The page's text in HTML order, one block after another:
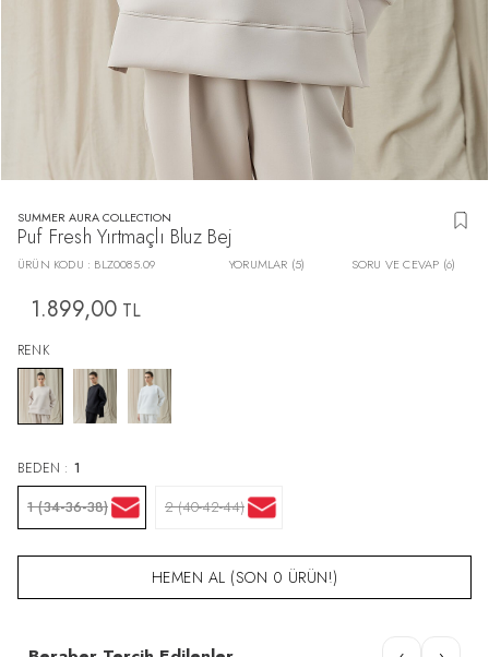
SUMMER AURA COLLECTION
Puf Fresh Yırtmaçlı Bluz Bej
ÜRÜN KODU : BLZ0085.09 YORUMLAR (5) SORU VE CEVAP (6)
1.899,00 TL
RENK
BEDEN : 1
1 (34-36-38) 2 (40-42-44)
HEMEN AL (SON 0 ÜRÜN!)